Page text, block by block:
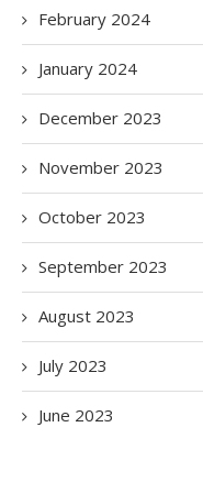
February 2024
January 2024
December 2023
November 2023
October 2023
September 2023
August 2023
July 2023
June 2023